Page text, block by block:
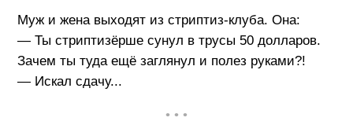
Муж и жена выходят из стриптиз-клуба. Она:
— Ты стриптизёрше сунул в трусы 50 долларов.
Зачем ты туда ещё заглянул и полез руками?!
— Искал сдачу...
• • •